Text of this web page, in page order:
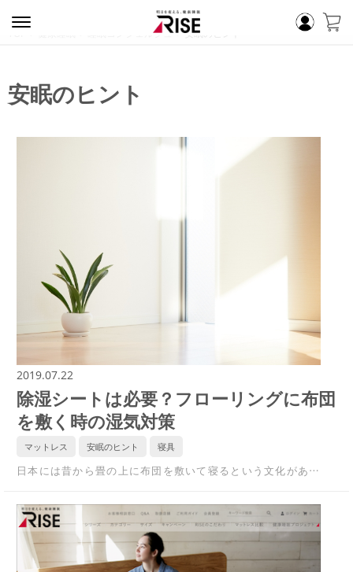
睡眠コンシェルジュ 安眠のヒント
安眠のヒント
2019.07.22
除湿シートは必要？フローリングに布団
を敷く時の湿気対策
マットレス 安眠のヒント 寝具
日本には昔から畳の上に布団を敷いて寝るという文化があ…